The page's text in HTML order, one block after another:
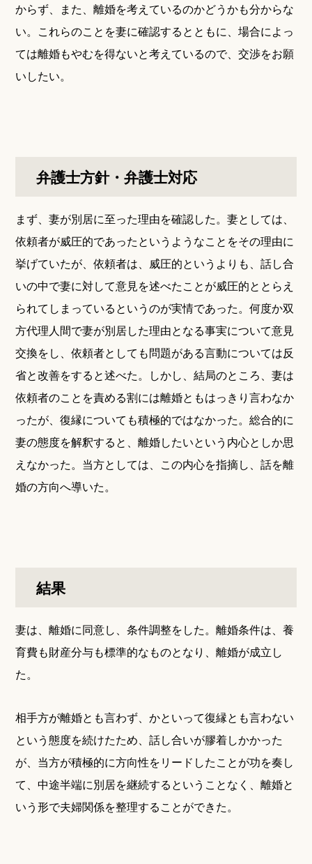
からず、また、離婚を考えているのかどうかも分からな
い。これらのことを妻に確認するとともに、場合によっ
ては離婚もやむを得ないと考えているので、交渉をお願
いしたい。
弁護士方針・弁護士対応
まず、妻が別居に至った理由を確認した。妻としては、
依頼者が威圧的であったというようなことをその理由に
挙げていたが、依頼者は、威圧的というよりも、話し合
いの中で妻に対して意見を述べたことが威圧的ととらえ
られてしまっているというのが実情であった。何度か双
方代理人間で妻が別居した理由となる事実について意見
交換をし、依頼者としても問題がある言動については反
省と改善をすると述べた。しかし、結局のところ、妻は
依頼者のことを責める割には離婚ともはっきり言わなか
ったが、復縁についても積極的ではなかった。総合的に
妻の態度を解釈すると、離婚したいという内心としか思
えなかった。当方としては、この内心を指摘し、話を離
婚の方向へ導いた。
結果
妻は、離婚に同意し、条件調整をした。離婚条件は、養
育費も財産分与も標準的なものとなり、離婚が成立し
た。
相手方が離婚とも言わず、かといって復縁とも言わない
という態度を続けたため、話し合いが膠着しかかった
が、当方が積極的に方向性をリードしたことが功を奏し
て、中途半端に別居を継続するということなく、離婚と
いう形で夫婦関係を整理することができた。